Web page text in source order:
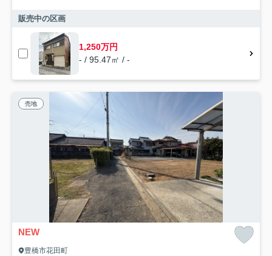
販売中の区画
1,250万円
- / 95.47㎡ / -
売地
NEW
豊橋市花田町